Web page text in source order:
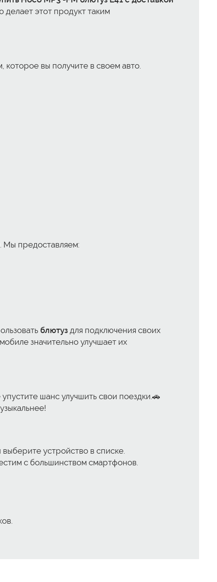
этот продукт таким
которое вы получите в своем авто.
Мы предоставляем:
блютуз для подключения своих
значительно улучшает их
упустите шанс улучшить свои поездки.🚗
устройство в списке.
с большинством смартфонов.